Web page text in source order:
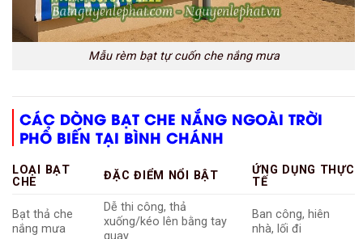
Mẫu rèm bạt tự cuốn che nắng mưa
CÁC DÒNG BẠT CHE NẮNG NGOÀI TRỜI
PHỔ BIẾN TẠI BÌNH CHÁNH
LOẠI BẠT
CHE
ĐẶC ĐIỂM NỔI BẬT
ỨNG DỤNG THỰC
TẾ
Bạt thả che
nắng mưa
Dễ thi công, thả
xuống/kéo lên bằng tay
quay
Ban công, hiên
nhà, lối đi